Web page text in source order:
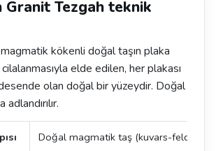
Tezgah teknik
kökenli doğal taşın plaka
elde edilen, her plakası
olan doğal bir yüzeydir. Doğal
Doğal magmatik taş (kuvars-feldspat-